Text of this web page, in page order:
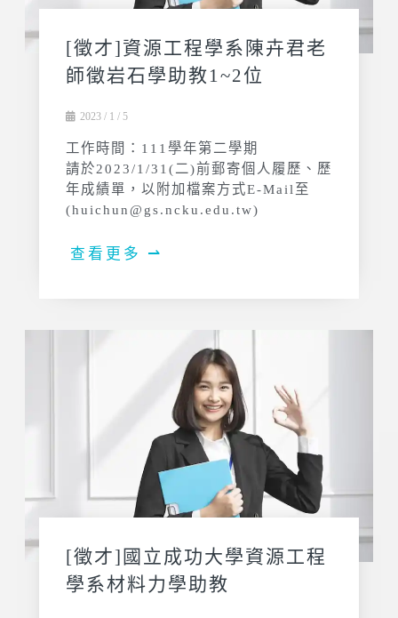
[徵才]資源工程學系陳卉君老
師徵岩石學助教1~2位
2023 / 1 / 5
工作時間：111學年第二學期
請於2023/1/31(二)前郵寄個人履歷、歷
年成績單，以附加檔案方式E-Mail至
(huichun@gs.ncku.edu.tw)
查看更多 ⇀
[徵才]國立成功大學資源工程
學系材料力學助教